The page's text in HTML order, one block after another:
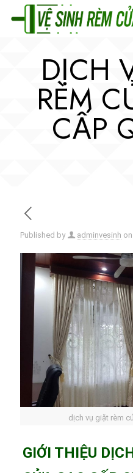
DỊCH
RÈM
CẤP
Published by adminvesinh on
dịch vụ giặt rèm
GIỚI THIỆU